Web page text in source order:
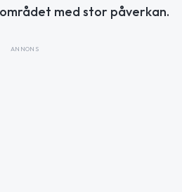
med stor påverkan.
ANNONS